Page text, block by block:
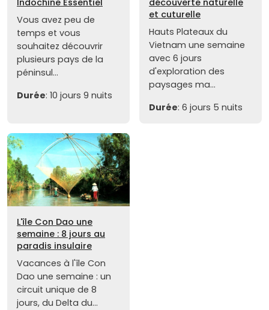
Indochine Essentiel
Vous avez peu de
temps et vous
souhaitez découvrir
plusieurs pays de la
péninsul...
Durée: 10 jours 9 nuits
découverte naturelle
et cuturelle
Hauts Plateaux du
Vietnam une semaine
avec 6 jours
d'exploration des
paysages ma...
Durée: 6 jours 5 nuits
L'île Con Dao une
semaine : 8 jours au
paradis insulaire
Vacances à l'île Con
Dao une semaine : un
circuit unique de 8
jours, du Delta du...